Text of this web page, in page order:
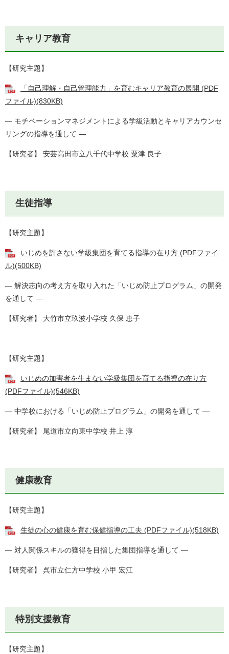
キャリア教育
【研究主題】
「自己理解・自己管理能力」を育むキャリア教育の展開 (PDF
ファイル)(830KB)
― モチベーションマネジメントによる学級活動とキャリアカウンセ
リングの指導を通して ―
【研究者】 安芸高田市立八千代中学校 粟津 良子
生徒指導
【研究主題】
いじめを許さない学級集団を育てる指導の在り方 (PDFファイ
ル)(500KB)
― 解決志向の考え方を取り入れた「いじめ防止プログラム」の開発
を通して ―
【研究者】 大竹市立玖波小学校 久保 恵子
【研究主題】
いじめの加害者を生まない学級集団を育てる指導の在り方
(PDFファイル)(546KB)
― 中学校における「いじめ防止プログラム」の開発を通して ―
【研究者】 尾道市立向東中学校 井上 淳
健康教育
【研究主題】
生徒の心の健康を育む保健指導の工夫 (PDFファイル)(518KB)
― 対人関係スキルの獲得を目指した集団指導を通して ―
【研究者】 呉市立仁方中学校 小甲 宏江
特別支援教育
【研究主題】